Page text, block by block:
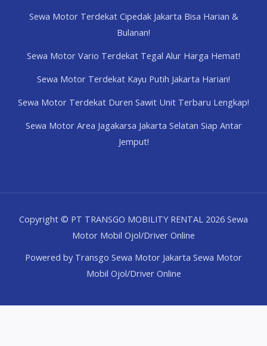
Sewa Motor Terdekat Cipedak Jakarta Bisa Harian &
Bulanan!
Sewa Motor Vario Terdekat Tegal Alur Harga Hemat!
Sewa Motor Terdekat Kayu Putih Jakarta Harian!
Sewa Motor Terdekat Duren Sawit Unit Terbaru Lengkap!
Sewa Motor Area Jagakarsa Jakarta Selatan Siap Antar
Jemput!
Copyright © PT TRANSGO MOBILITY RENTAL 2026 Sewa
Motor Mobil Ojol/Driver Online
Powered by Transgo Sewa Motor Jakarta Sewa Motor
Mobil Ojol/Driver Online